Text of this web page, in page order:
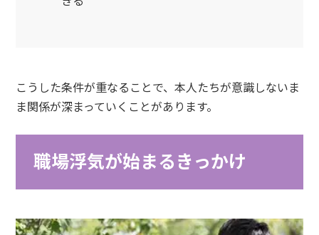
こうした条件が重なることで、本人たちが意識しないま
ま関係が深まっていくことがあります。
職場浮気が始まるきっかけ